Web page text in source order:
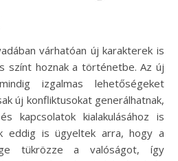
várhatóan új karakterek is
színt hoznak a történetbe. Az új
izgalmas lehetőségeket
új konfliktusokat generálhatnak,
kapcsolatok kialakulásához is
eddig is ügyeltek arra, hogy a
tükrözze a valóságot, így